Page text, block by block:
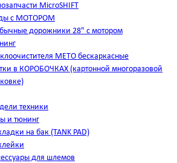
MicroSHIFT
с МОТОРОМ
дорожники 28" с мотором
METO бескаркасные
в КОРОБОЧКАХ (картонной многоразовой
техники
и тюнинг
на бак (TANK PAD)
для шлемов